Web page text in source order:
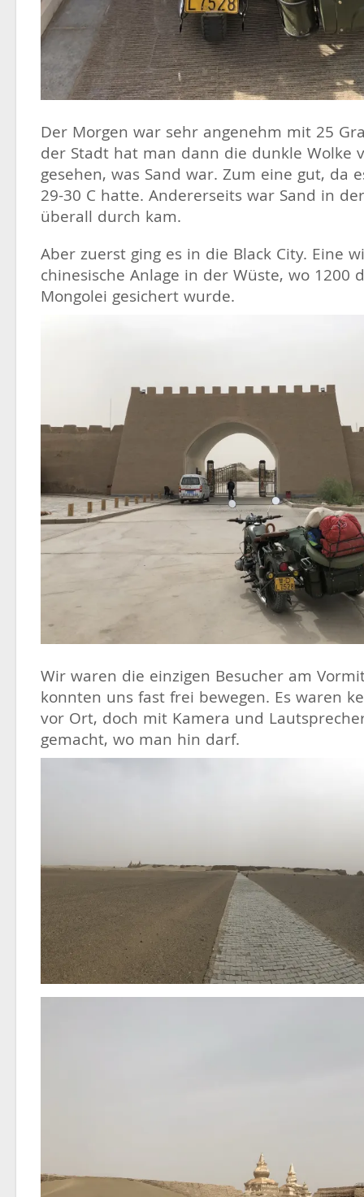
Der Morgen war sehr angenehm mit 25
der Stadt hat man dann die dunkle Wolke
gesehen, was Sand war. Zum eine gut, da
29-30 C hatte. Andererseits war Sand in
überall durch kam.
Aber zuerst ging es in die Black City. Eine
chinesische Anlage in der Wüste, wo 1200
Mongolei gesichert wurde.
Wir waren die einzigen Besucher am
konnten uns fast frei bewegen. Es waren
vor Ort, doch mit Kamera und
gemacht, wo man hin darf.